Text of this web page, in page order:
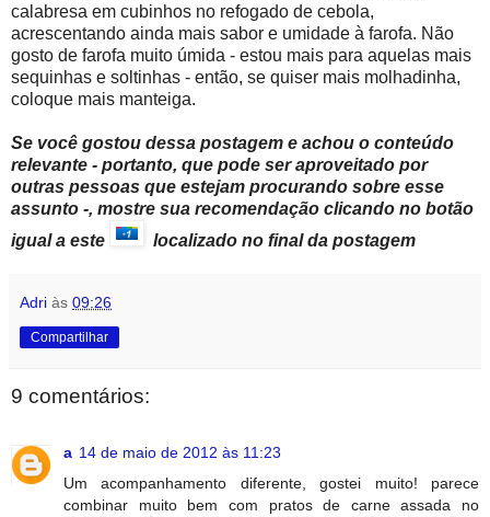
calabresa em cubinhos no refogado de cebola,
acrescentando ainda mais sabor e umidade à farofa. Não
gosto de farofa muito úmida - estou mais para aquelas mais
sequinhas e soltinhas - então, se quiser mais molhadinha,
coloque mais manteiga.
Se você gostou dessa postagem e achou o conteúdo
relevante - portanto, que pode ser aproveitado por
outras pessoas que estejam procurando sobre esse
assunto -, mostre sua recomendação clicando no botão
igual a este
localizado no final da postagem
Adri às 09:26
Compartilhar
9 comentários:
a 14 de maio de 2012 às 11:23
Um acompanhamento diferente, gostei muito! parece
combinar muito bem com pratos de carne assada no